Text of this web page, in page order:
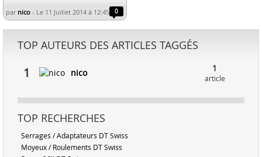
par nico - Le 11 Juillet 2014 à 12:45 0
TOP AUTEURS DES ARTICLES TAGGÉS
1 nico 1
article
TOP RECHERCHES
Serrages / Adaptateurs DT Swiss
Moyeux / Roulements DT Swiss